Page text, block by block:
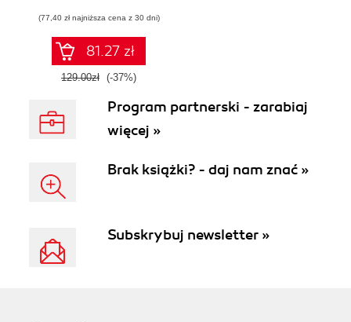
zastosowaniach.
Wydanie IV
(77,40 zł najniższa cena z 30 dni)
81.27 zł
129.00zł (-37%)
Program partnerski - zarabiaj
więcej »
Brak książki? - daj nam znać »
Subskrybuj newsletter »